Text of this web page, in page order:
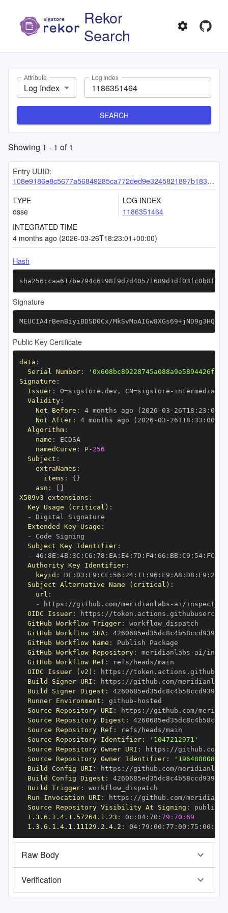
Rekor
Search
Attribute
Log Index
Log Index
SEARCH
Showing 1 - 1 of1
Entry UUID:
108e9186e8c5677a56849285ca772ded9e3245821897b183e06f1c519da840539dd763ecfdecf00f
TYPE
dsse
LOG INDEX
1186351464
INTEGRATED TIME
4 months ago (2026-03-26T18:23:01+00:00)
Hash
Signature
MEUCIA4rBenBiyiBDSD0Cx/
Public Key Certificate
data :
Serial Number:
Signature :
Issuer: O=sigstore.dev , CN=sigstore -
Validity:
Not Before : 4 months ago (2026 -03 - 26T18 : 23 :
Not After: 4 months ago (2026 -03 - 26T18 : 33 : 00+00
Algorithm:
name :
namedCurve : P- 256
Subject :
extraNames :
items : { }
asn :
X509v3 extensions :
Key Usage (critical) :
-
Extended Key Usage :
-
Subject Key Identifier:
-
46 : 8E : 4B: 3C : C6 : 78 : EA : E4: 7D : F4: 66 : BB: C9 : 54: FC
Authority Key Identifier:
keyid : DF : D3 : E9 : CF : 56 : 24: 11 : 96 : F9 : A8 : D8 : E9 : 28
Subject Alternative Name (critical) :
url :
-
https : //github.com/meridianlabs -
OIDC Issuer: https :
GitHub Workflow Trigger:
GitHub Workflow SHA:
GitHub Workflow Name :
GitHub Workflow Repository: meridianlabs -
GitHub Workflow Ref :
OIDC Issuer (v2) : https :
Build Signer URI : https : //github.com/meridianlabs
Build Signer Digest :
Runner Environment : github -
Source Repository URI : https : //github.com/
Source Repository Digest :
Source Repository Ref :
Source Repository Identifier:
'1047212971'
Source Repository Owner URI : https : //github.com/
Source Repository Owner Identifier:
'196480008'
Build Config URI : https : //github.com/meridianlabs
Build Config Digest :
Build Trigger:
Run Invocation URI : https : //github.com/
Source Repository Visibility At Signing :
1.3.6.1.4.1.57264.1.23 : 0c : 04: 70 : 79:70:69
1.3.6.1.4.1.11129.2.4.2 : 04: 79 : 00 : 77 : 00 : 75 : 00 : dd
Raw Body
Verification